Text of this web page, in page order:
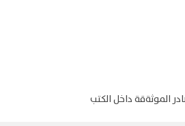
الموثةقة داخل الكتب